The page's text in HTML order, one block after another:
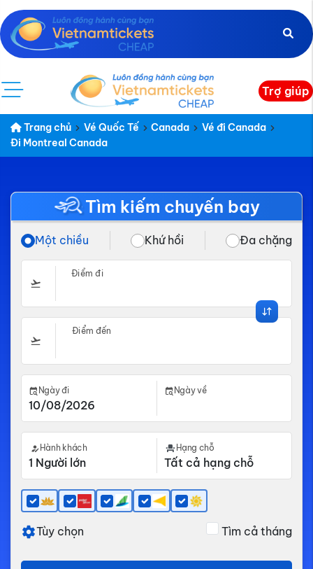
Trợ giúp
Trang chủ Vé Quốc Tế Canada
Vé đi Canada
Đi Montreal Canada
Tìm kiếm chuyến bay
Một chiều Khứ hồi Đa chặng
Điểm đi
Điểm đến
Ngày đi Ngày về
Hành khách Hạng chỗ
Tùy chọn Tìm cả tháng